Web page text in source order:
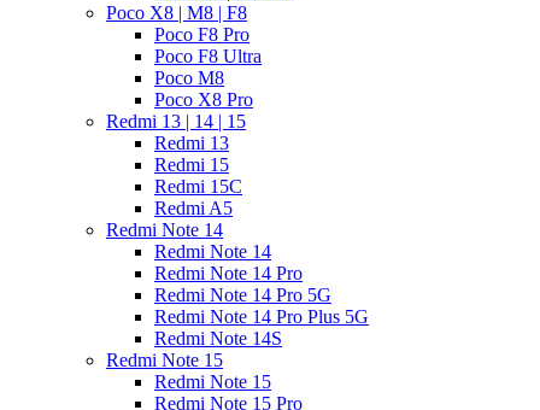
Poco X8 | M8 | F8
Poco F8 Pro
Poco F8 Ultra
Poco M8
Poco X8 Pro
Redmi 13 | 14 | 15
Redmi 13
Redmi 15
Redmi 15C
Redmi A5
Redmi Note 14
Redmi Note 14
Redmi Note 14 Pro
Redmi Note 14 Pro 5G
Redmi Note 14 Pro Plus 5G
Redmi Note 14S
Redmi Note 15
Redmi Note 15
Redmi Note 15 Pro